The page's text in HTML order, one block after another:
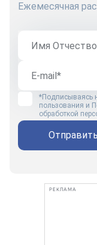
Ежемесячная
*Подписываясь
пользования и
обработкой
Отправить
РЕКЛАМА